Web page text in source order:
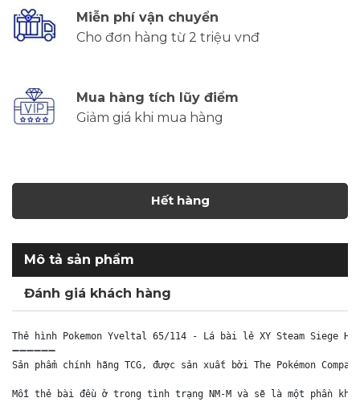
Miễn phí vận chuyển
Cho đơn hàng từ 2 triệu vnđ
Mua hàng tích lũy điểm
Giảm giá khi mua hàng
Hết hàng
Mô tả sản phẩm
Đánh giá khách hàng
Thẻ hình Pokemon Yveltal 65/114 - Lá bài lẻ XY Steam Siege
➖➖➖➖➖➖
Sản phẩm chính hãng TCG, được sản xuất bởi The Pokémon
Mỗi thẻ bài đều ở trong tình trạng NM-M và sẽ là một phần